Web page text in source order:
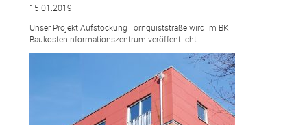
15.01.2019
Unser Projekt Aufstockung Tornquiststraße wird im BKI
Baukosteninformationszentrum veröffentlicht.